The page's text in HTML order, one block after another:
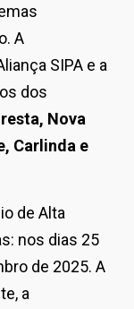
A
SIPA e a
dos
Nova
Carlinda e
de Alta
nos dias 25
de 2025. A
a